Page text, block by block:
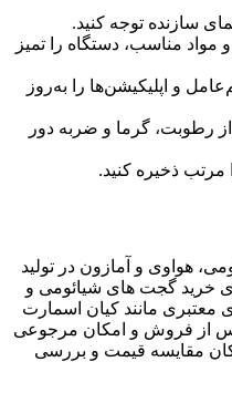
سازنده توجه کنید.
مواد مناسب، دستگاه را تمیز
و اپلیکیشن‌ها را به‌روز
رطوبت، گرما و ضربه دور
مرتب ذخیره کنید.
هواوی و آمازون در تولید
خرید گجت های شیائومی و
معتبری مانند کیان اسمارت
پس از فروش و امکان مرجوعی
مقایسه قیمت و بررسی